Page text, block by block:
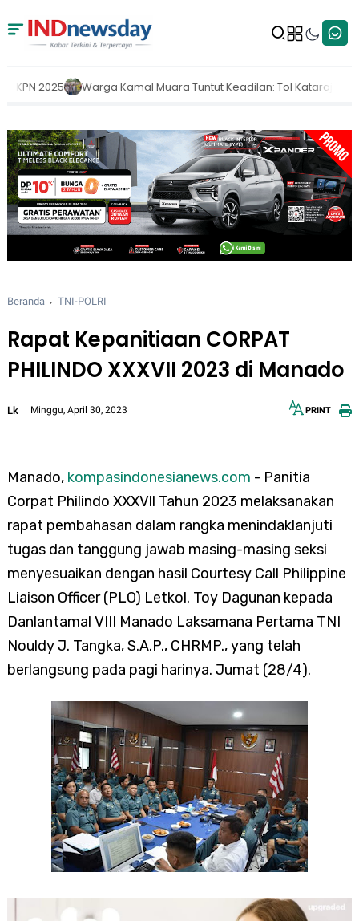
Muara Tuntut Keadilan: Tol Kataraja Sudah Beroperasi,
Beranda TNI-POLRI
Rapat Kepanitiaan CORPAT
PHILINDO XXXVII 2023 di Manado
Lk Minggu, April 30, 2023 PRINT
Manado, kompasindonesianews.com - Panitia
Corpat Philindo XXXVll Tahun 2023 melaksanakan
rapat pembahasan dalam rangka menindaklanjuti
tugas dan tanggung jawab masing-masing seksi
menyesuaikan dengan hasil Courtesy Call Philippine
Liaison Officer (PLO) Letkol. Toy Dagunan kepada
Danlantamal VIII Manado Laksamana Pertama TNI
Nouldy J. Tangka, S.A.P., CHRMP., yang telah
berlangsung pada pagi harinya. Jumat (28/4).